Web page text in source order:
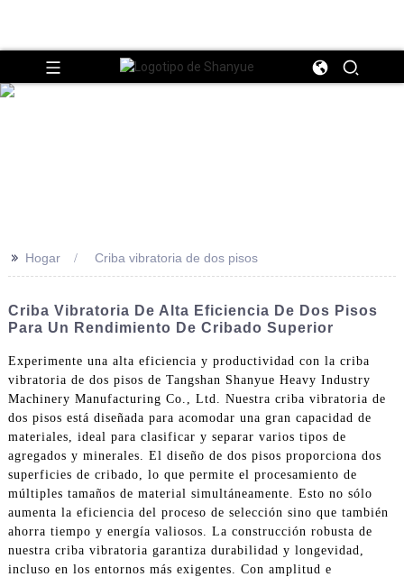
>> Hogar Criba vibratoria de dos pisos
Criba Vibratoria De Alta Eficiencia De Dos Pisos
Para Un Rendimiento De Cribado Superior
Experimente una alta eficiencia y productividad con la criba
vibratoria de dos pisos de Tangshan Shanyue Heavy Industry
Machinery Manufacturing Co., Ltd. Nuestra criba vibratoria de
dos pisos está diseñada para acomodar una gran capacidad de
materiales, ideal para clasificar y separar varios tipos de
agregados y minerales. El diseño de dos pisos proporciona dos
superficies de cribado, lo que permite el procesamiento de
múltiples tamaños de material simultáneamente. Esto no sólo
aumenta la eficiencia del proceso de selección sino que también
ahorra tiempo y energía valiosos. La construcción robusta de
nuestra criba vibratoria garantiza durabilidad y longevidad,
incluso en los entornos más exigentes. Con amplitud e